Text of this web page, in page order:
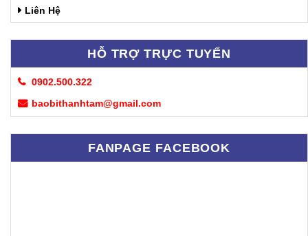
Liên Hệ
HỖ TRỢ TRỰC TUYẾN
0902.500.322
baobithanhtam@gmail.com
FANPAGE FACEBOOK